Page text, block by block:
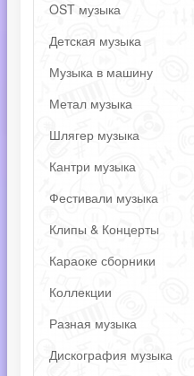
OST музыка
Детская музыка
Музыка в машину
Метал музыка
Шлягер музыка
Кантри музыка
Фестивали музыка
Клипы & Концерты
Караоке сборники
Коллекции
Разная музыка
Дискография музыка